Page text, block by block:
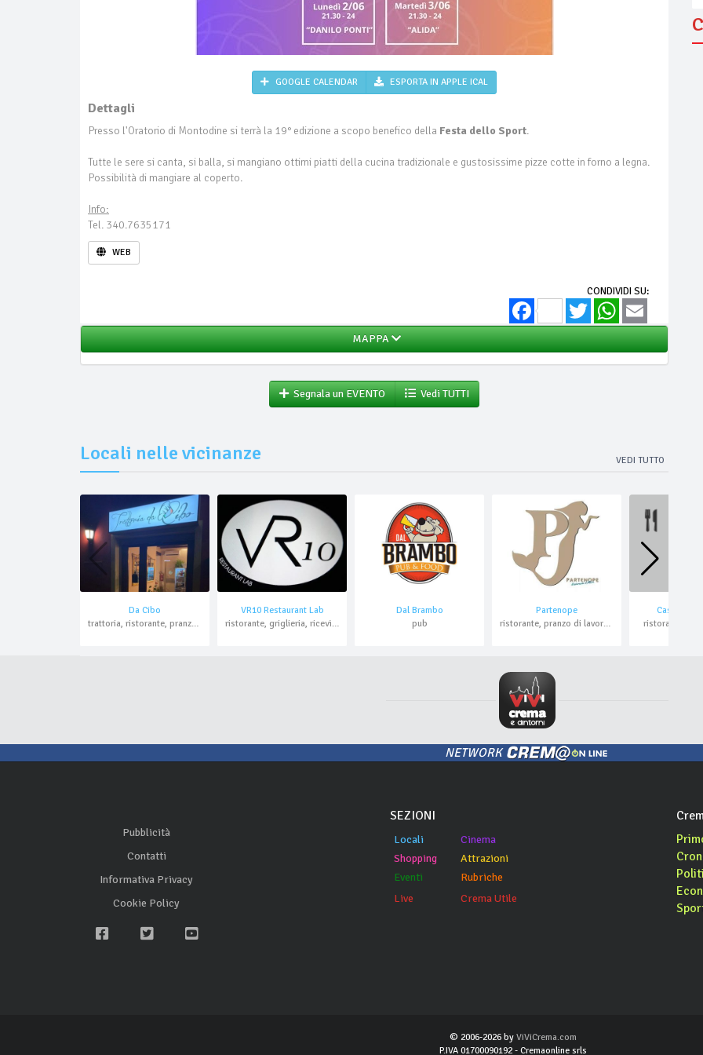
GOOGLE CALENDAR ESPORTA IN APPLE ICAL
Dettagli
Presso l'Oratorio di Montodine si terrà la 19° edizione a scopo benefico della Festa dello Sport.
Tutte le sere si canta, si balla, si mangiano ottimi piatti della cucina tradizionale e gustosissime pizze cotte in forno a legna.
Possibilità di mangiare al coperto.
Info:
Tel. 340.7635171
WEB
CONDIVIDI SU:
FacebookTwitter WhatsApp
MAPPA
Segnala un EVENTO Vedi TUTTI
Locali nelle vicinanze VEDI TUTTO
Da Cibo
trattoria, ristorante, pranzo di lavoro, asporto
VR10 Restaurant Lab
ristorante, griglieria, ricevimenti
Dal Brambo
pub
Partenope
ristorante, pranzo di lavoro, asporto, pesce
Castello
ristorante per
NETWORK
Pubblicità
Contatti
Informativa Privacy
Cookie Policy
SEZIONI
Locali
Shopping
Eventi
Live
Cinema
Attrazioni
Rubriche
Crema Utile
© 2006-2026 by ViViCrema.com
P.IVA 01700090192 - Cremaonline srls